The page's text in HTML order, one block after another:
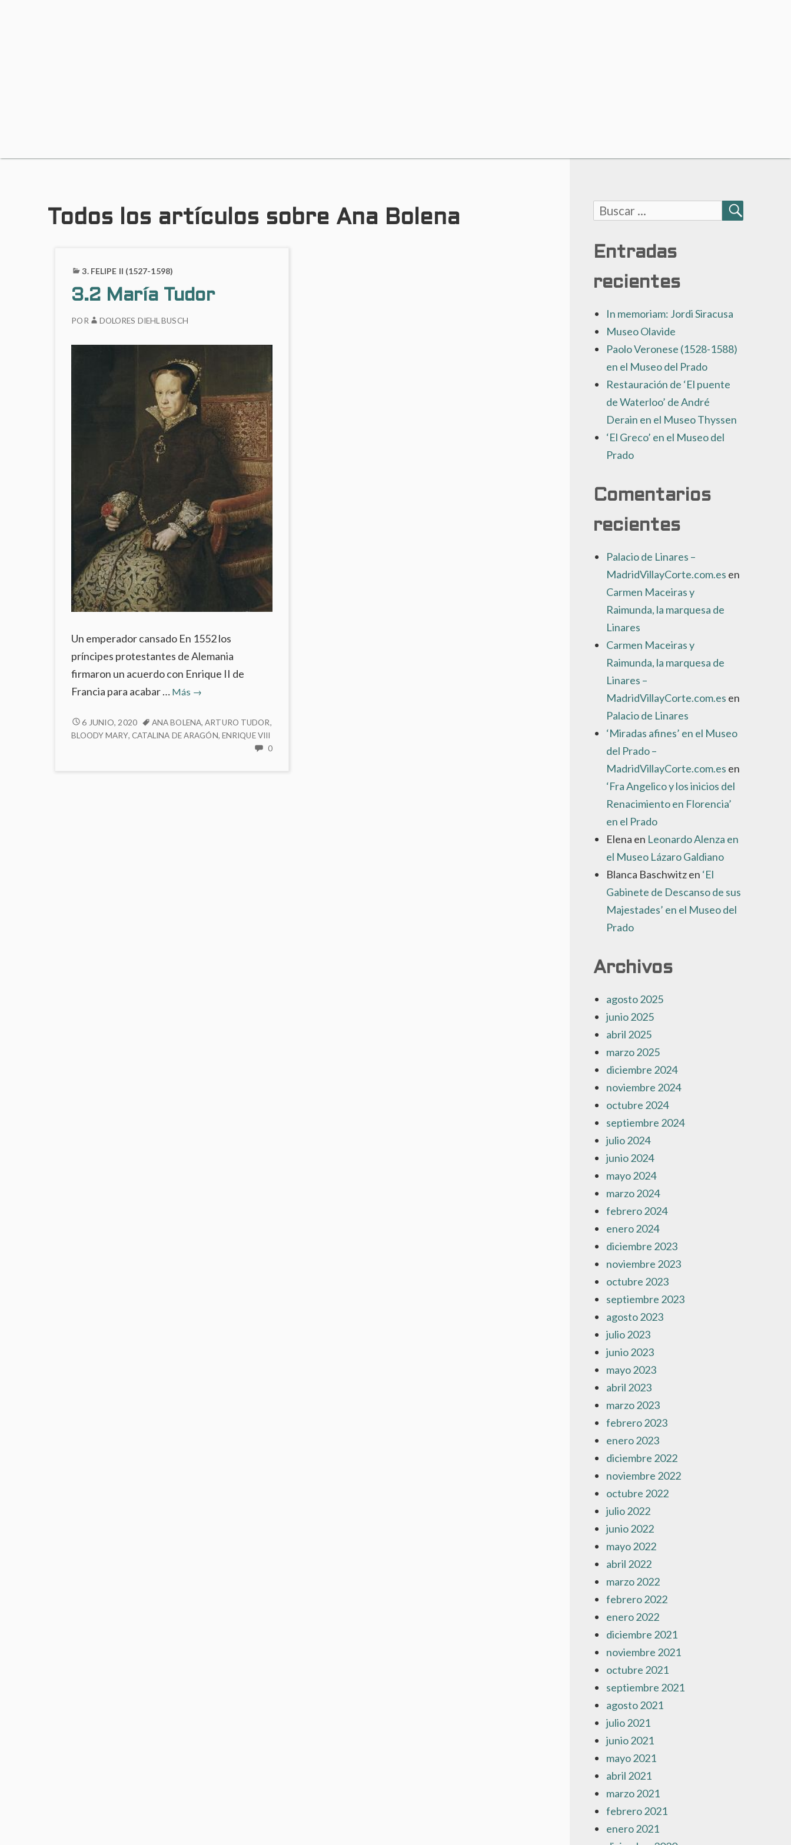
Todos los artículos sobre Ana Bolena
3. FELIPE II (1527-1598)
3.2 María Tudor
POR DOLORES DIEHL BUSCH
Un emperador cansado En 1552 los
príncipes protestantes de Alemania
firmaron un acuerdo con Enrique II de
Francia para acabar … Más
3.2
Tudor
→
3.2
MARÍA
6 JUNIO, 2020 ANA BOLENA,ARTURO TUDOR,
BLOODY MARY, CATALINA DE ARAGÓN, ENRIQUE VIII
0NO
Buscar:
BUSCAR
Entradas
recientes
In memoriam: Jordi Siracusa
Museo Olavide
Paolo Veronese (1528-1588)
en el Museo del Prado
Restauración de ‘El puente
de Waterloo’ de André
Derain en el Museo Thyssen
‘El Greco’ en el Museo del
Prado
Comentarios
recientes
Palacio de Linares –
MadridVillayCorte.com.es en
Carmen Maceiras y
Raimunda, la marquesa de
Linares
Carmen Maceiras y
Raimunda, la marquesa de
Linares –
MadridVillayCorte.com.es en
Palacio de Linares
‘Miradas afines’ en el Museo
del Prado –
MadridVillayCorte.com.es en
‘Fra Angelico y los inicios del
Renacimiento en Florencia’
en el Prado
Elena en Leonardo Alenza en
el Museo Lázaro Galdiano
Blanca Baschwitzen ‘El
Gabinete de Descanso de sus
Majestades’ en el Museo del
Prado
Archivos
agosto 2025
junio 2025
abril 2025
marzo 2025
diciembre 2024
noviembre 2024
octubre 2024
septiembre 2024
julio 2024
junio 2024
mayo 2024
marzo 2024
febrero 2024
enero 2024
diciembre 2023
noviembre 2023
octubre 2023
septiembre 2023
agosto 2023
julio 2023
junio 2023
mayo 2023
abril 2023
marzo 2023
febrero 2023
enero 2023
diciembre 2022
noviembre 2022
octubre 2022
julio 2022
junio 2022
mayo 2022
abril 2022
marzo 2022
febrero 2022
enero 2022
diciembre 2021
noviembre 2021
octubre 2021
septiembre 2021
agosto 2021
julio 2021
junio 2021
mayo 2021
abril 2021
marzo 2021
febrero 2021
enero 2021